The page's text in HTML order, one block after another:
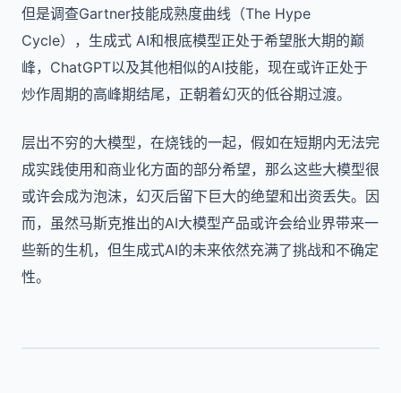
但是调查Gartner技能成熟度曲线（The Hype
Cycle），生成式 AI和根底模型正处于希望胀大期的巅
峰，ChatGPT以及其他相似的AI技能，现在或许正处于
炒作周期的高峰期结尾，正朝着幻灭的低谷期过渡。
层出不穷的大模型，在烧钱的一起，假如在短期内无法完
成实践使用和商业化方面的部分希望，那么这些大模型很
或许会成为泡沫，幻灭后留下巨大的绝望和出资丢失。因
而，虽然马斯克推出的AI大模型产品或许会给业界带来一
些新的生机，但生成式AI的未来依然充满了挑战和不确定
性。